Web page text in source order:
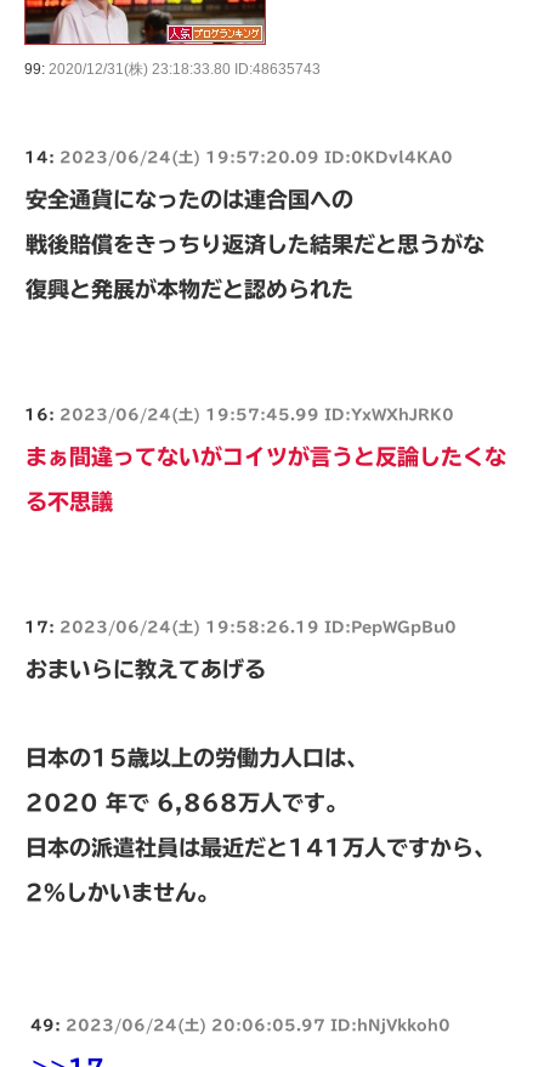
99: 2020/12/31(株) 23:18:33.80 ID:48635743
14: 2023/06/24(土) 19:57:20.09 ID:0KDvl4KA0
安全通貨になったのは連合国への
戦後賠償をきっちり返済した結果だと思うがな
復興と発展が本物だと認められた
16: 2023/06/24(土) 19:57:45.99 ID:YxWXhJRK0
まぁ間違ってないがコイツが言うと反論したくな
る不思議
17: 2023/06/24(土) 19:58:26.19 ID:PepWGpBu0
おまいらに教えてあげる
日本の15歳以上の労働力人口は、
2020 年で 6,868万人です。
日本の派遣社員は最近だと141万人ですから、
2%しかいません。
49: 2023/06/24(土) 20:06:05.97 ID:hNjVkkoh0